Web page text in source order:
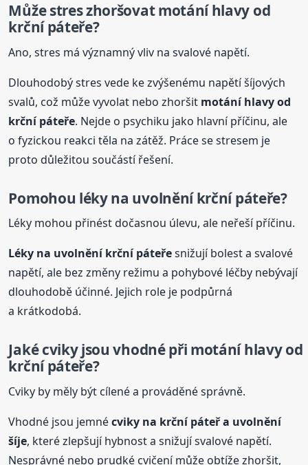
Může stres zhoršovat motání hlavy od
krční páteře?
Ano, stres má významný vliv na svalové napětí.
Dlouhodobý stres vede ke zvýšenému napětí šíjových
svalů, což může vyvolat nebo zhoršit motání hlavy od
krční páteře. Nejde o psychiku jako hlavní příčinu, ale
o fyzickou reakci těla na zátěž. Práce se stresem je
proto důležitou součástí řešení.
Pomohou léky na uvolněníkrční páteře?
Léky mohou přinést dočasnou úlevu, ale neřeší příčinu.
Léky na uvolněníkrční páteřesnižují bolest a svalové
napětí, ale bez změny režimu a pohybové léčby nebývají
dlouhodobě účinné. Jejich role je podpůrná
a krátkodobá.
Jaké cviky jsou vhodné při motání hlavy od
krční páteře?
Cviky by měly být cílené a prováděné správně.
Vhodné jsou jemnécviky na krční páteřa uvolnění
šíje, které zlepšují hybnost a snižují svalové napětí.
Nesprávné nebo prudké cvičení může obtíže zhoršit,